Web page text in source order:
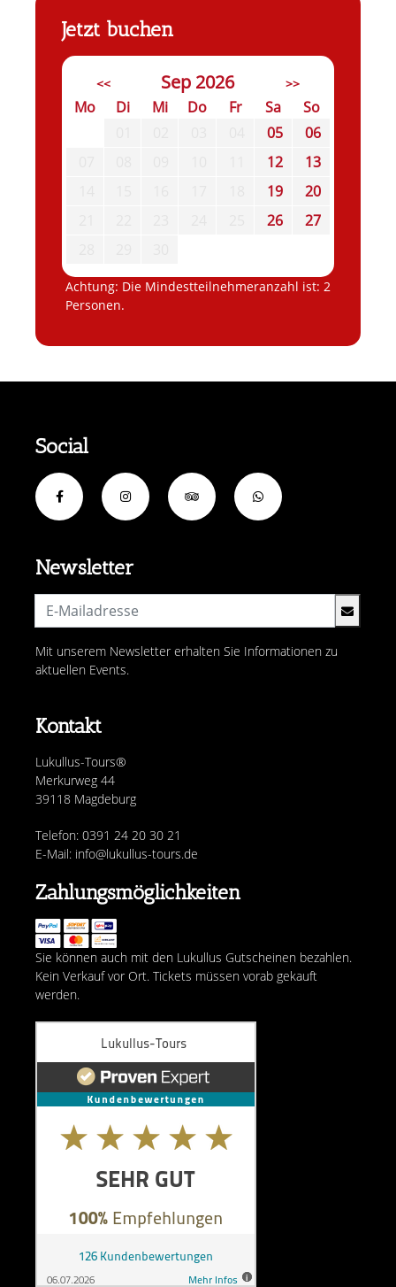
Jetzt buchen
<< Sep 2026 >>
Mo Di Mi Do Fr Sa
So
05
06
12
13
19
20
26
27
Achtung: Die Mindestteilnehmeranzahl ist: 2
Personen.
Kontakt
Lukullus-Tours®
Merkurweg 44
39118 Magdeburg
Telefon: 0391 24 20 30 21
E-Mail: info@lukullus-tours.de
Newsletter
Mit unserem Newsletter erhalten Sie Informationen zu
aktuellen Events.
Social
Zahlungsmöglichkeiten
Sie können auch mit den Lukullus Gutscheinen bezahlen.
Kein Verkauf vor Ort. Tickets müssen vorab gekauft
werden.